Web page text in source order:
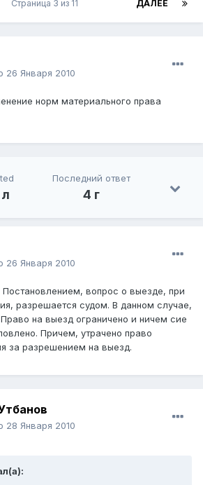
ДАЛЕЕ
Страница 3 из 11
26 Января 2010
норм материального права
Последний ответ
4 г
26 Января 2010
Постановлением, вопрос о выезде, при
разрешается судом. В данном случае,
на выезд ограничено и ничем сие
Причем, утрачено право
за разрешением на выезд.
28 Января 2010